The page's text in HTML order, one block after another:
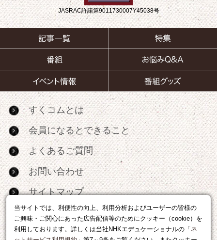
当サイトでは、利便性の向上、利用分析およびユーザーの皆様の
ご興味・ご関心にあった広告配信等のためにクッキー（cookie）を
利用しております。詳しくは当社NHKエデュケーショナルの「 ネ
JASRAC許諾第9011730007Y45038号
すくコムとは
会員になるとできること
よくあるご質問
お問い合わせ
サイトマップ
RSS
広告出稿・パートナーシップについて